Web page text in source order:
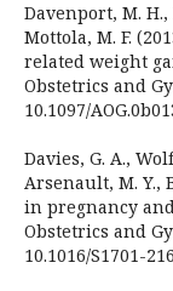
Davenport, M.
Mottola, M. F.
related weight
Obstetrics and
10.1097/
Davies, G. A.,
Arsenault, M. Y.,
in pregnancy
Obstetrics and
10.1016/S1701-